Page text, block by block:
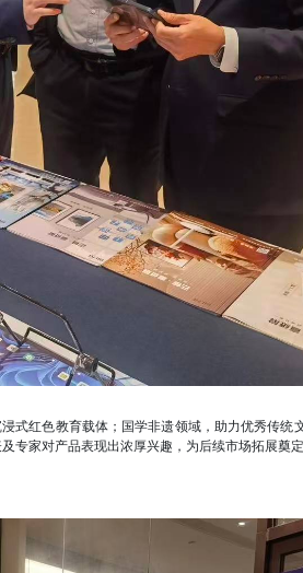
式红色教育载体；国学非遗领域，助力优秀传统
专家对产品表现出浓厚兴趣，为后续市场拓展奠定